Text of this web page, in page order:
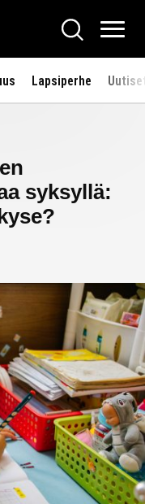
Hae
Lapsiperhe
syksyllä: